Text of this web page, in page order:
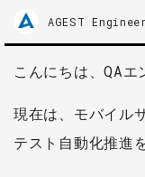
AGEST
こんにちは、QA
現在は、モバイル
テスト自動化推進